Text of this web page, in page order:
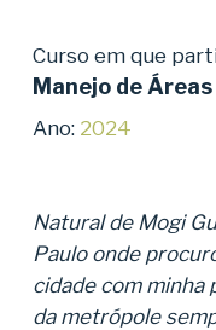
Curso em que
Manejo de
Ano: 2024
Natural de Mogi
Paulo onde
cidade com minha
da metrópole